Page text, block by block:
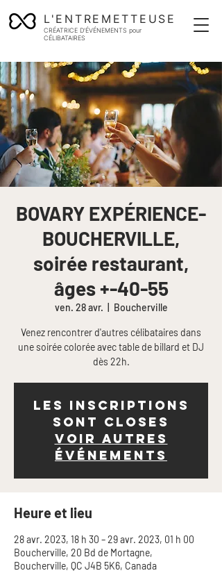
L'ENTREMETTEUSE
CRÉATRICE D'ÉVÉNEMENTS pour
CÉLIBATAIRES
BOVARY EXPÉRIENCE-
BOUCHERVILLE,
soirée restaurant,
âges +-40-55
ven. 28 avr. Boucherville
Venez rencontrer d'autres célibataires dans
une soirée colorée avec table de billard et DJ
dès 22h.
Les inscriptions
sont closes
Voir autres
événements
Heure et lieu
28 avr. 2023, 18 h 30 – 29 avr. 2023, 01 h 00
Boucherville, 20 Bd de Mortagne,
Boucherville, QC J4B 5K6, Canada